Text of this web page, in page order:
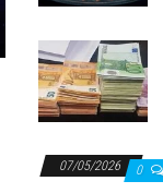
07/05/2026 0